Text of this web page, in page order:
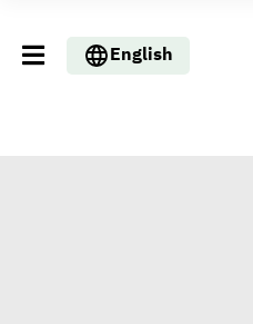
English